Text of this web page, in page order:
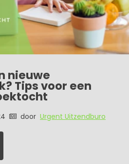
nieuwe
Tips voor een
door Urgent Uitzendburo